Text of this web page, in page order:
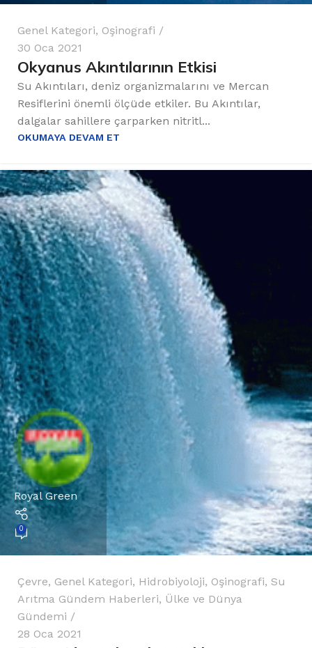
Genel Kategori, Oşinografi
30 Oca 2021
Okyanus Akıntılarının Etkisi
Su Akıntıları, deniz organizmalarını ve Mercan
Resiflerini önemli ölçüde etkiler. Bu Akıntılar,
dalgalar sahillere çarparken nitritl...
OKUMAYA DEVAM ET
Royal Green
0
Çevre, Genel Kategori, Hidrobiyoloji, Oşinografi, Su
Arıtma Gündem Haberleri, Ülke ve Dünya
Gündemi
28 Oca 2021